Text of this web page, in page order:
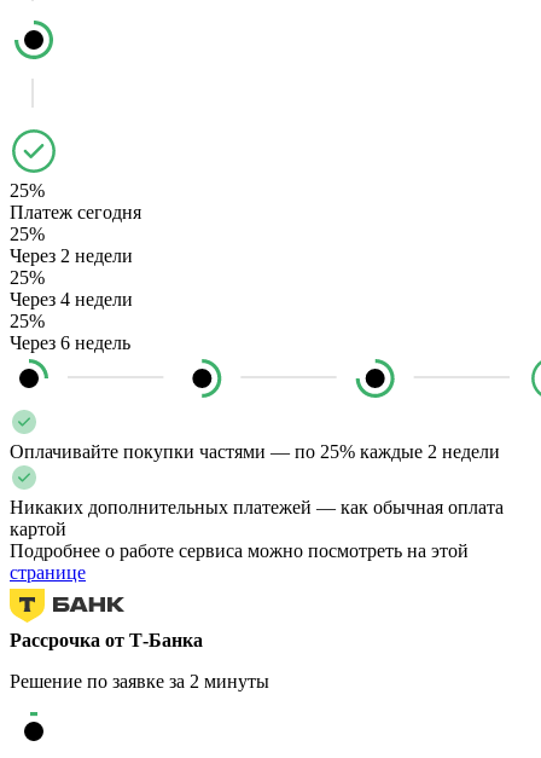
25%
Платеж сегодня
25%
Через 2 недели
25%
Через 4 недели
25%
Через 6 недель
Оплачивайте покупки частями — по 25% каждые 2 недели
Никаких дополнительных платежей — как обычная оплата
картой
Подробнее о работе сервиса можно посмотреть на этой
странице
Рассрочка от Т-Банка
Решение по заявке за 2 минуты